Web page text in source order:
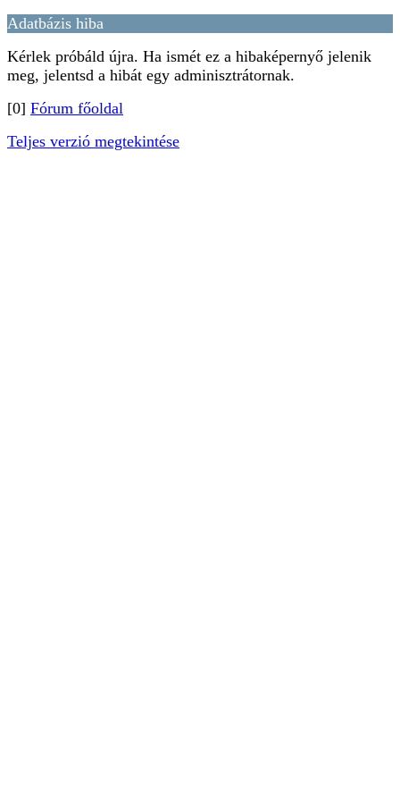
Adatbázis hiba
Kérlek próbáld újra. Ha ismét ez a hibaképernyő jelenik
meg, jelentsd a hibát egy adminisztrátornak.
[0] Fórum főoldal
Teljes verzió megtekintése